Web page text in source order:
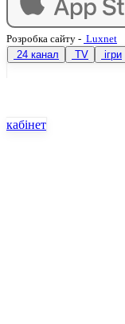
Розробка сайту - Luxnet
24 канал
TV ігри
кабінет